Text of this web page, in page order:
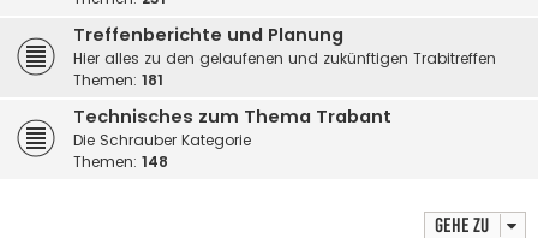
Treffenberichte und Planung
Hier alles zu den gelaufenen und zukünftigen Trabitreffen
Themen: 181
Technisches zum Thema Trabant
Die Schrauber Kategorie
Themen: 148
Gehe zu